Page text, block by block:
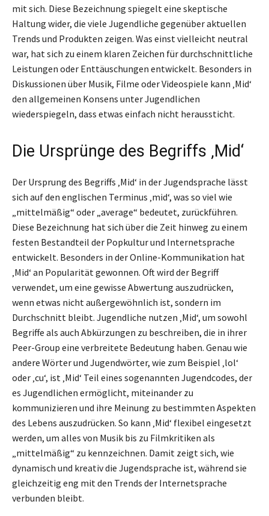
mit sich. Diese Bezeichnung spiegelt eine skeptische
Haltung wider, die viele Jugendliche gegenüber aktuellen
Trends und Produkten zeigen. Was einst vielleicht neutral
war, hat sich zu einem klaren Zeichen für durchschnittliche
Leistungen oder Enttäuschungen entwickelt. Besonders in
Diskussionen über Musik, Filme oder Videospiele kann ‚Mid‘
den allgemeinen Konsens unter Jugendlichen
wiederspiegeln, dass etwas einfach nicht heraussticht.
Die Ursprünge des Begriffs ‚Mid‘
Der Ursprung des Begriffs ‚Mid‘ in der Jugendsprache lässt
sich auf den englischen Terminus ‚mid‘, was so viel wie
„mittelmäßig“ oder „average“ bedeutet, zurückführen.
Diese Bezeichnung hat sich über die Zeit hinweg zu einem
festen Bestandteil der Popkultur und Internetsprache
entwickelt. Besonders in der Online-Kommunikation hat
‚Mid‘ an Popularität gewonnen. Oft wird der Begriff
verwendet, um eine gewisse Abwertung auszudrücken,
wenn etwas nicht außergewöhnlich ist, sondern im
Durchschnitt bleibt. Jugendliche nutzen ‚Mid‘, um sowohl
Begriffe als auch Abkürzungen zu beschreiben, die in ihrer
Peer-Group eine verbreitete Bedeutung haben. Genau wie
andere Wörter und Jugendwörter, wie zum Beispiel ‚lol‘
oder ‚cu‘, ist ‚Mid‘ Teil eines sogenannten Jugendcodes, der
es Jugendlichen ermöglicht, miteinander zu
kommunizieren und ihre Meinung zu bestimmten Aspekten
des Lebens auszudrücken. So kann ‚Mid‘ flexibel eingesetzt
werden, um alles von Musik bis zu Filmkritiken als
„mittelmäßig“ zu kennzeichnen. Damit zeigt sich, wie
dynamisch und kreativ die Jugendsprache ist, während sie
gleichzeitig eng mit den Trends der Internetsprache
verbunden bleibt.